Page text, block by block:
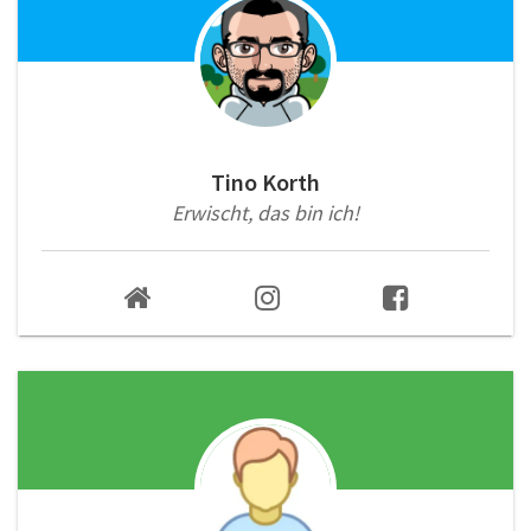
Tino Korth
Erwischt, das bin ich!